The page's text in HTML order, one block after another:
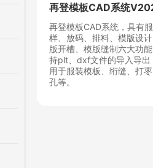
再登模板CAD系统
再登模板CAD系统，具有
样、放码、排料、模版设
版开槽、模版缝制六大功
持plt、dxf文件的导入导出
用于服装模板、绗缝、打
孔等。